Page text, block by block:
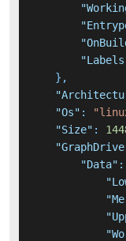
} ,
"Os" :
"Size" :
"Data" :